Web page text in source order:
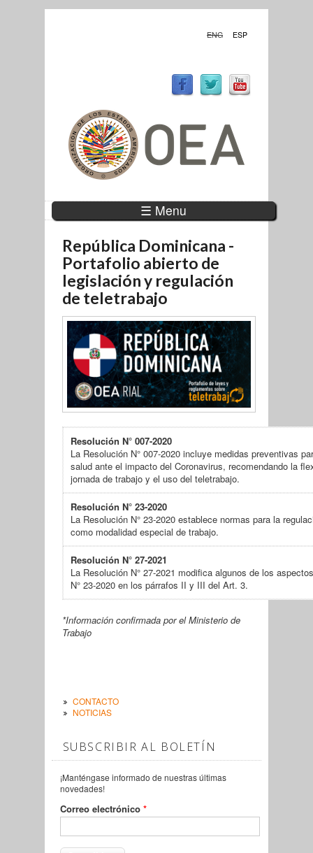
ENG ESP
☰ Menu
República Dominicana -
Portafolio abierto de
legislación y regulación
de teletrabajo
Resolución N° 007-2020
La Resolución N° 007-2020 incluye medidas preventivas
salud ante el impacto del Coronavirus, recomendando la
jornada de trabajo y el uso del teletrabajo.
Resolución N° 23-2020
La Resolución N° 23-2020 establece normas para la
como modalidad especial de trabajo.
Resolución N° 27-2021
La Resolución N° 27-2021 modifica algunos de los
N° 23-2020 en los párrafos II y III del Art. 3.
*Información confirmada por el Ministerio de
Trabajo
CONTACTO
NOTICIAS
SUBSCRIBIR AL BOLETÍN
¡Manténgase informado de nuestras últimas
novedades!
Correo electrónico *